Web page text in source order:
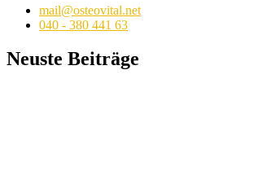
mail@osteovital.net
040 - 380 441 63
Neuste Beiträge